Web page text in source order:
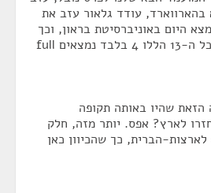
עודד גלאור עזב את
היום באוניברסיטת בראון, וכך
הלאה. במילים אחרות, מכל ה-13 הללו 4 בלבד נמצאים full
הקבוצה הזאת שהיו באותה תקופה
לארץ? אפס. יותר מזה, חלק
הברית, כך שהכיוון כאן